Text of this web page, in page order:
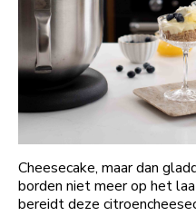
Cheesecake, maar dan
borden niet meer op het
bereidt deze